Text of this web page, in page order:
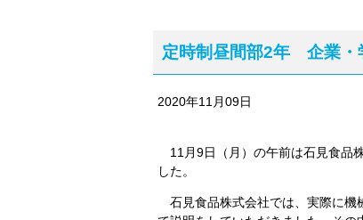
定時制昼間部2年 企業・
2020年11月09日
11月9日（月）の午前は石見食品
した。
石見食品株式会社では、実際に機